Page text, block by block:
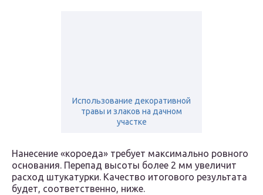
Использование декоративной
травы и злаков на дачном
участке
Нанесение «короеда» требует максимально ровного
основания. Перепад высоты более 2 мм увеличит
расход штукатурки. Качество итогового результата
будет, соответственно, ниже.